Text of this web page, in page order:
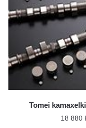
Tomei
18 880